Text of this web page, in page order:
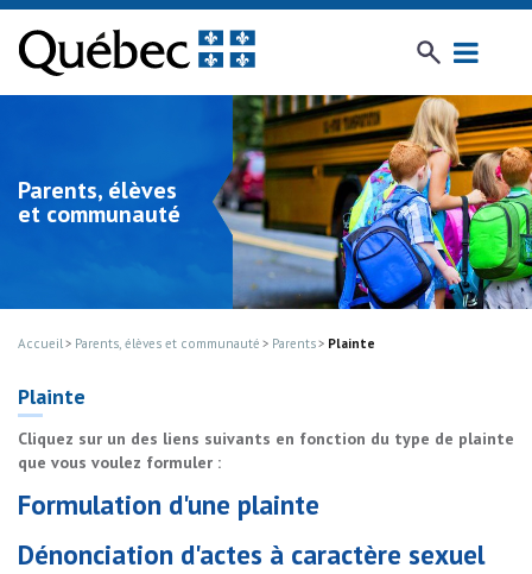
Parents, élèves
et communauté
Accueil Parents, élèves et communauté Parents Plainte
Plainte
Cliquez sur un des liens suivants en fonction du type de plainte
que vous voulez formuler :
Formulation d'une plainte
Dénonciation d'actes à caractère sexuel